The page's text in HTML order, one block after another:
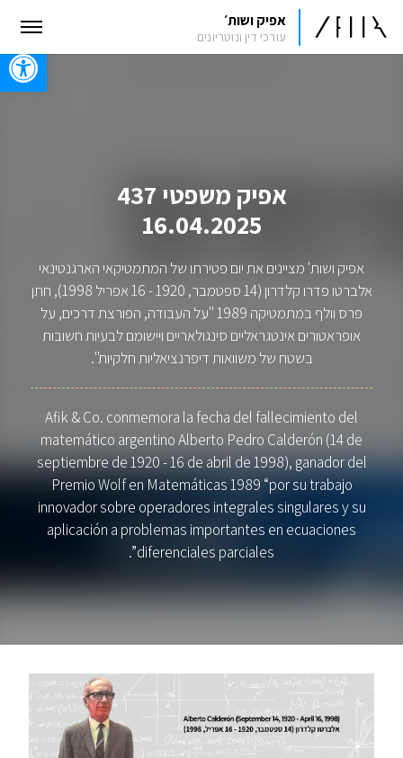
אפיק ושות׳
עורכי דין ונוטריונים
אפיק משפטי 437
16.04.2025
אפיק ושות' מציינים את יום פטירתו של המתמטיקאי הארגנטינאי
אלברטו פדרו קלדרון (14 ספטמבר, 1920 - 16 אפריל 1998), חתן
פרס וולף במתמטיקה 1989 "על העבודה, הפורצת דרכים, על
אופראטורים אינטגראליים סינגולאריים ויישומם לבעיות חשובות
בשטח של משוואות דיפרנציאליות חלקיות".
Afik & Co. conmemora la fecha del fallecimiento del
matemático argentino Alberto Pedro Calderón (14 de
septiembre de 1920 - 16 de abril de 1998), ganador del
Premio Wolf en Matemáticas 1989 “por su trabajo
innovador sobre operadores integrales singulares y su
aplicación a problemas importantes en ecuaciones
diferenciales parciales”.